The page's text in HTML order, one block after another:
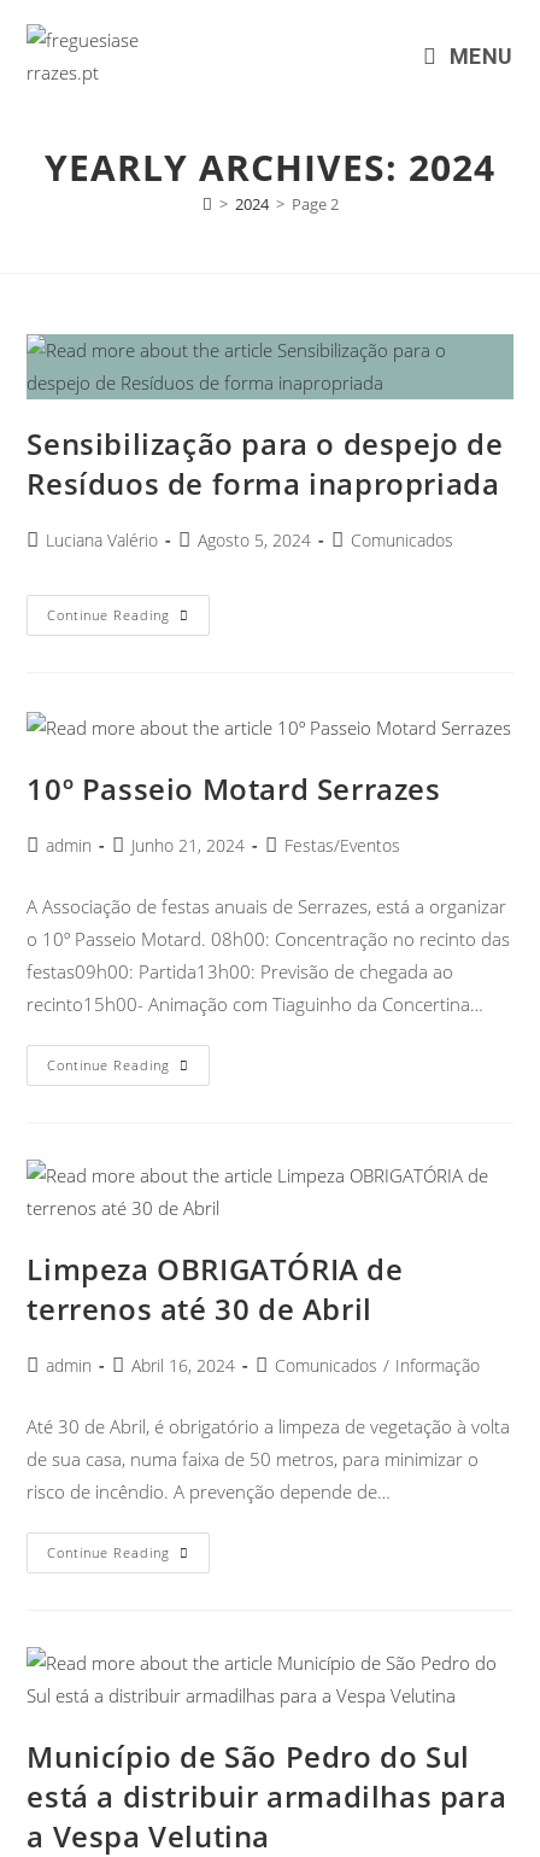
MENU
YEARLY ARCHIVES: 2024
> 2024 > Page 2
Sensibilização para o despejo de
Resíduos de forma inapropriada
Luciana Valério Agosto 5, 2024 Comunicados
Continue Reading
10º Passeio Motard Serrazes
admin Junho 21, 2024 Festas/Eventos
A Associação de festas anuais de Serrazes, está a organizar
o 10º Passeio Motard. 08h00: Concentração no recinto das
festas09h00: Partida13h00: Previsão de chegada ao
recinto15h00- Animação com Tiaguinho da Concertina…
Continue Reading
Limpeza OBRIGATÓRIA de
terrenos até 30 de Abril
admin Abril 16, 2024 Comunicados / Informação
Até 30 de Abril, é obrigatório a limpeza de vegetação à volta
de sua casa, numa faixa de 50 metros, para minimizar o
risco de incêndio. A prevenção depende de…
Continue Reading
Município de São Pedro do Sul
está a distribuir armadilhas para
a Vespa Velutina